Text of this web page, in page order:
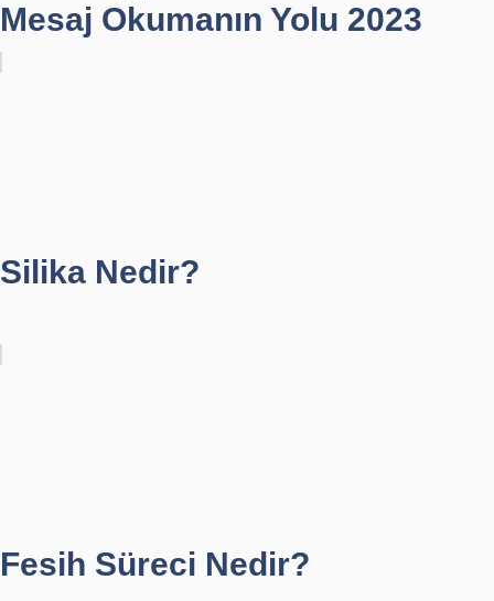
Mesaj Okumanın Yolu 2023
Silika Nedir?
Fesih Süreci Nedir?